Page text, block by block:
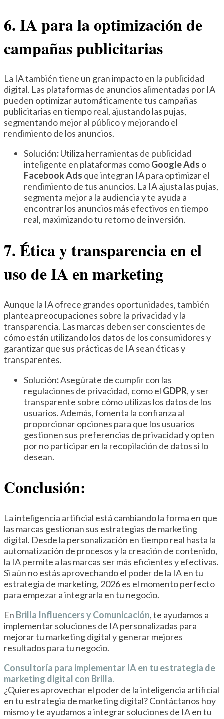
6. IA para la optimización de
campañas publicitarias
La IA también tiene un gran impacto en la publicidad
digital. Las plataformas de anuncios alimentadas por IA
pueden optimizar automáticamente tus campañas
publicitarias en tiempo real, ajustando las pujas,
segmentando mejor al público y mejorando el
rendimiento de los anuncios.
Solución:Utiliza herramientas de publicidad
inteligente en plataformas comoGoogle Ads o
Facebook Ads que integran IA para optimizar el
rendimiento de tus anuncios. La IA ajusta las pujas,
segmenta mejor a la audiencia y te ayuda a
encontrar los anuncios más efectivos en tiempo
real, maximizando tu retorno de inversión.
7. Ética y transparencia en el
uso de IA en marketing
Aunque la IA ofrece grandes oportunidades, también
plantea preocupaciones sobre la privacidad y la
transparencia. Las marcas deben ser conscientes de
cómo están utilizando los datos de los consumidores y
garantizar que sus prácticas de IA sean éticas y
transparentes.
Solución:Asegúrate de cumplir con las
regulaciones de privacidad, como el GDPR, y ser
transparente sobre cómo utilizas los datos de los
usuarios. Además, fomenta la confianza al
proporcionar opciones para que los usuarios
gestionen sus preferencias de privacidad y opten
por no participar en la recopilación de datos si lo
desean.
Conclusión:
La inteligencia artificial está cambiando la forma en que
las marcas gestionan sus estrategias de marketing
digital. Desde la personalización en tiempo real hasta la
automatización de procesos y la creación de contenido,
la IA permite a las marcas ser más eficientes y efectivas.
Si aún no estás aprovechando el poder de la IA en tu
estrategia de marketing, 2026 es el momento perfecto
para empezar a integrarla en tu negocio.
En Brilla Influencers y Comunicación, te ayudamos a
implementar soluciones de IA personalizadas para
mejorar tu marketing digital y generar mejores
resultados para tu negocio.
Consultoría para implementar IA en tu estrategia de
marketing digital con Brilla.
¿Quieres aprovechar el poder de la inteligencia artificial
en tu estrategia de marketing digital? Contáctanos hoy
mismo y te ayudamos a integrar soluciones de IA en tu